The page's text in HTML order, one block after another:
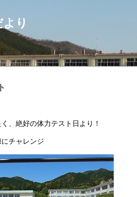
り
、絶好の体力テスト日より！
チャレンジ